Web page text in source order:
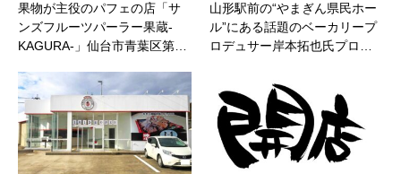
果物が主役のパフェの店「サ
ンズフルーツパーラー果蔵-
KAGURA-」仙台市青葉区第…
山形駅前の“やまぎん県民ホー
ル”にある話題のベーカリープ
ロデュサー岸本拓也氏プロ…